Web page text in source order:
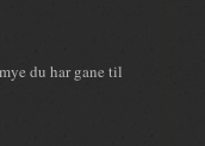
du har gane til